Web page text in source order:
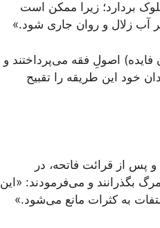
بردارد؛ زیرا ممکن است
آب زلال و روان جاری شود.»
اصولِ فقه می‌پرداختند و
خود این طریقه را تقبیح
پس از قرائت فاتحه، در
بگذرانند و می‌فرمودند: «این
به کثرات مانع می‌شود.»